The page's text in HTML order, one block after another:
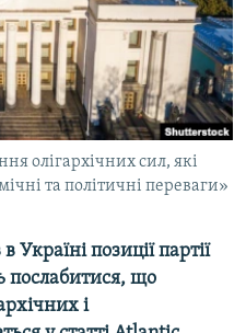
олігархічних сил, які
та політичні переваги»
Україні позиції партії
послабитися, що
і